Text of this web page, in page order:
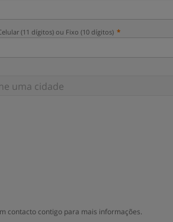
(11 dígitos) ou Fixo (10 dígitos)
contacto contigo para mais informações.